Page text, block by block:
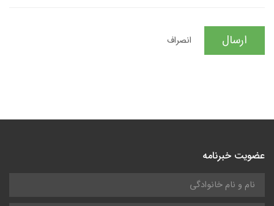
ارسال انصراف
عضویت خبرنامه